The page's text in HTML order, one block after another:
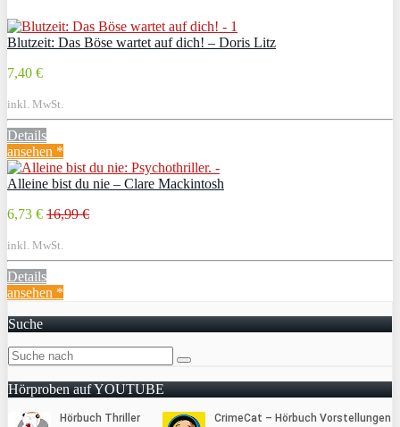
Blutzeit: Das Böse wartet auf dich! – Doris Litz
7,40 €
inkl. MwSt.
Details
ansehen *
Alleine bist du nie – Clare Mackintosh
6,73 € 16,99 €
inkl. MwSt.
Details
ansehen *
Suche
Hörproben auf YOUTUBE